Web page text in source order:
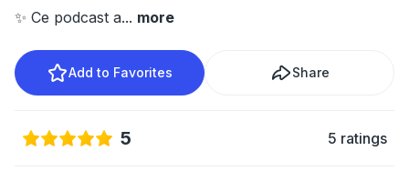
✨ Ce podcast a... more
Add to Favorites Share
5 5 ratings